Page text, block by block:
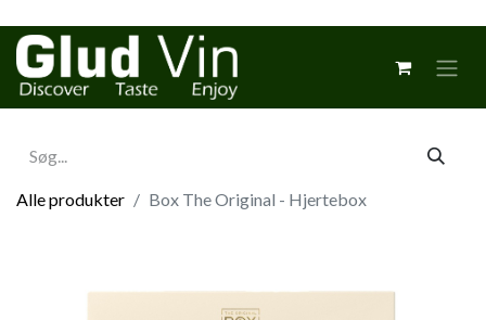
Alle produkter Box The Original - Hjertebox